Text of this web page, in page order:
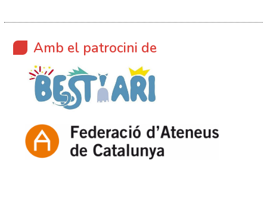
Amb el patrocini de